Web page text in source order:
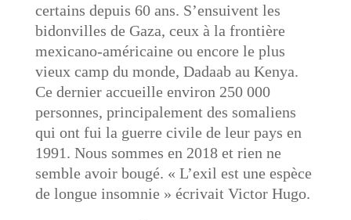
certains depuis 60 ans. S’ensuivent les
bidonvilles de Gaza, ceux à la frontière
mexicano-américaine ou encore le plus
vieux camp du monde, Dadaab au Kenya.
Ce dernier accueille environ 250 000
personnes, principalement des somaliens
qui ont fui la guerre civile de leur pays en
1991. Nous sommes en 2018 et rien ne
semble avoir bougé. « L’exil est une espèce
de longue insomnie » écrivait Victor Hugo.